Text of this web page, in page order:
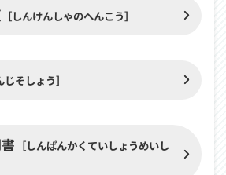
［しんけんしゃのへんこう］
じそしょう］
［しんぱんかくていしょうめいし